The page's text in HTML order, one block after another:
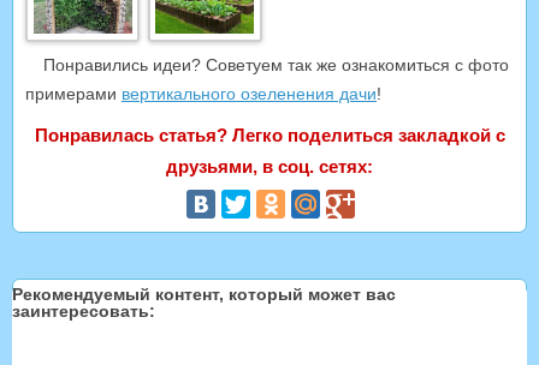
Понравились идеи? Советуем так же ознакомиться с фото
примерами вертикального озеленения дачи!
Понравилась статья? Легко поделиться закладкой с
друзьями, в соц. сетях:
Рекомендуемый контент, который может вас
заинтересовать: